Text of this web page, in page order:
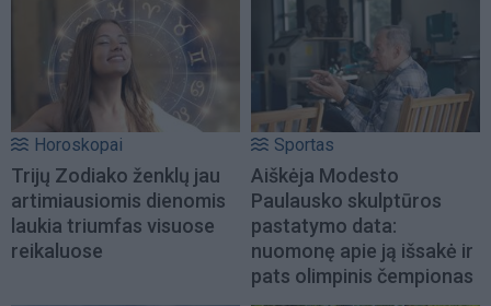
Horoskopai
Trijų Zodiako ženklų jau
artimiausiomis dienomis
laukia triumfas visuose
reikaluose
Sportas
Aiškėja Modesto
Paulausko skulptūros
pastatymo data:
nuomonę apie ją išsakė ir
pats olimpinis čempionas